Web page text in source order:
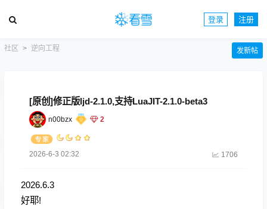
登录 注册
社区 逆向工程 发新帖
[原创]修正版ljd-2.1.0,支持LuaJIT-2.1.0-beta3
n00bzx 2
2026-6-3 02:32 1706
2026.6.3
好耶!